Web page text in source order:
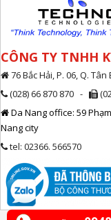
CÔNG TY TNHH
76 Bắc Hải, P. 06, Q.
(028) 66 870 870 -
Da Nang office: 59
Nang city
tel: 02366. 566570